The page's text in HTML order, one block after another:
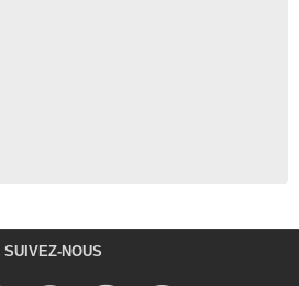
SUIVEZ-NOUS